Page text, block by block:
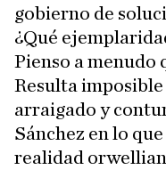
gobierno de
¿Qué
Pienso a menudo
Resulta
arraigado y
Sánchez en lo
realidad